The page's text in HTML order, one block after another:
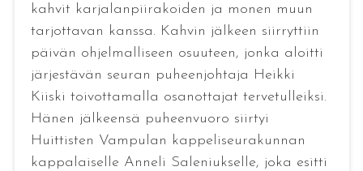
kahvit karjalanpiirakoiden ja monen muun
tarjottavan kanssa. Kahvin jälkeen siirryttiin
päivän ohjelmalliseen osuuteen, jonka aloitti
järjestävän seuran puheenjohtaja Heikki
Kiiski toivottamalla osanottajat tervetulleiksi.
Hänen jälkeensä puheenvuoro siirtyi
Huittisten Vampulan kappeliseurakunnan
kappalaiselle Anneli Saleniukselle, joka esitti